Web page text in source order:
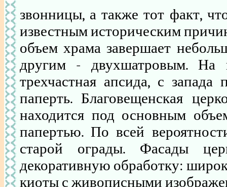
звонницы, а также тот факт,
известным историческим
объем храма завершает
другим - двухшатровым. На
трехчастная апсида, с
паперть. Благовещенская
находится под основным
папертью. По всей
старой ограды. Фасады
декоративную обработку:
киоты с живописными